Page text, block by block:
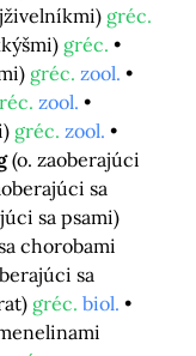
gréc.
gréc.
gréc. zool.
zool.
gréc. zool.
(o. zaoberajúci
sa
sa psami)
chorobami
sa
gréc. biol.